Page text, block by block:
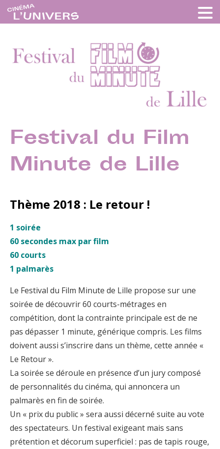
Festival du Film
Minute de Lille
Thème 2018 : Le retour !
1 soirée
60 secondes max par film
60 courts
1 palmarès
Le Festival du Film Minute de Lille propose sur une
soirée de découvrir 60 courts-métrages en
compétition, dont la contrainte principale est de ne
pas dépasser 1 minute, générique compris. Les films
doivent aussi s’inscrire dans un thème, cette année «
Le Retour ».
La soirée se déroule en présence d’un jury composé
de personnalités du cinéma, qui annoncera un
palmarès en fin de soirée.
Un « prix du public » sera aussi décerné suite au vote
des spectateurs. Un festival exigeant mais sans
prétention et décorum superficiel : pas de tapis rouge,